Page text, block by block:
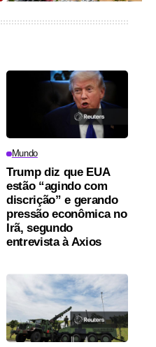
Mundo
Trump diz que EUA
estão “agindo com
discrição” e gerando
pressão econômica no
Irã, segundo
entrevista à Axios